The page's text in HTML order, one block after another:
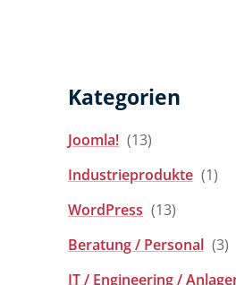
Kategorien
Joomla! (13)
Industrieprodukte (1)
WordPress (13)
Beratung / Personal (3)
IT / Engineering /